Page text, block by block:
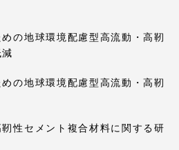
の地球環境配慮型高流動・高靭
の地球環境配慮型高流動・高靭
性セメント複合材料に関する研